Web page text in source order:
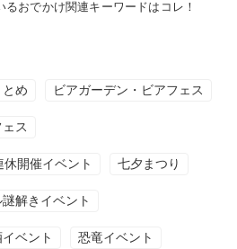
おでかけ関連キーワードはコレ！
め ビアガーデン・ビアフェス
ス
開催イベント 七夕まつり
謎解きイベント
ベント 恐竜イベント